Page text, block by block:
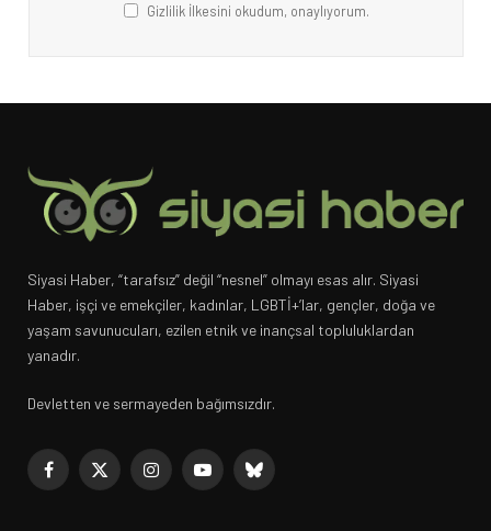
Gizlilik İlkesini okudum, onaylıyorum.
Siyasi Haber, “tarafsız” değil “nesnel” olmayı esas alır. Siyasi
Haber, işçi ve emekçiler, kadınlar, LGBTİ+’lar, gençler, doğa ve
yaşam savunucuları, ezilen etnik ve inançsal topluluklardan
yanadır.
Devletten ve sermayeden bağımsızdır.
Facebook
X
InstagramYouTubeBluesky